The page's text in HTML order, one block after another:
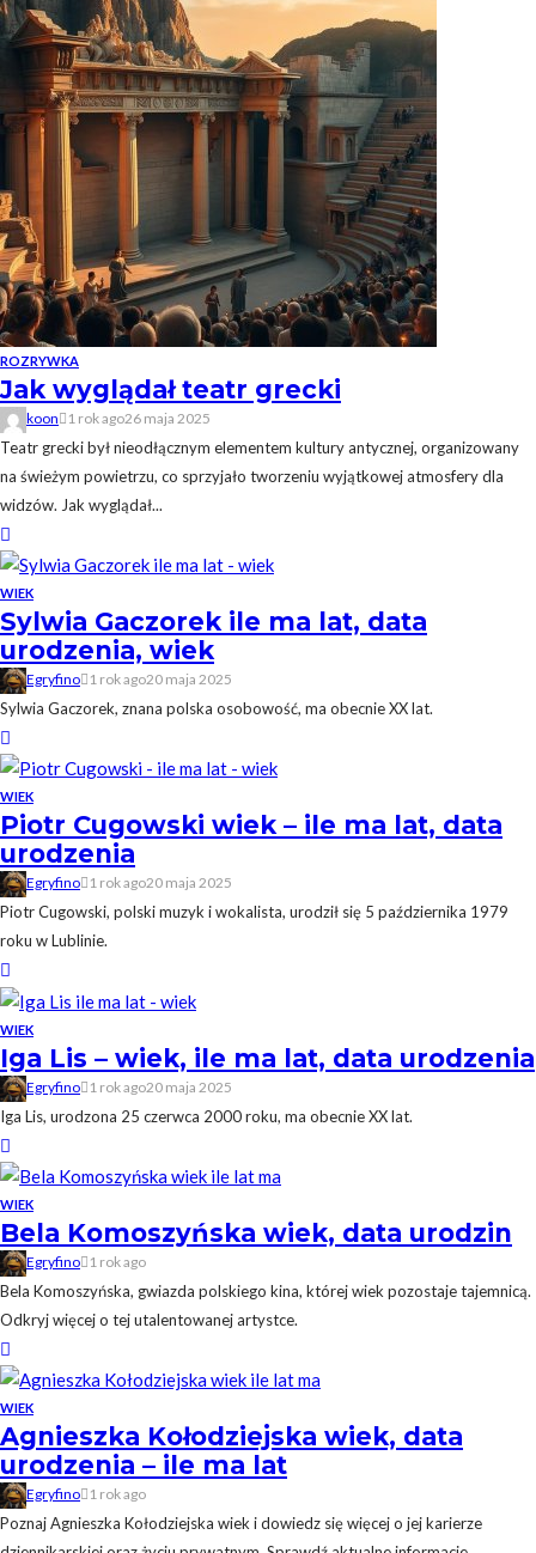
ROZRYWKA
Jak wyglądał teatr grecki
koon 1 rok ago26 maja 2025
Teatr grecki był nieodłącznym elementem kultury antycznej, organizowany
na świeżym powietrzu, co sprzyjało tworzeniu wyjątkowej atmosfery dla
widzów. Jak wyglądał...
WIEK
Sylwia Gaczorek ile ma lat, data
urodzenia, wiek
Egryfino 1 rok ago20 maja 2025
Sylwia Gaczorek, znana polska osobowość, ma obecnie XX lat.
WIEK
Piotr Cugowski wiek – ile ma lat, data
urodzenia
Egryfino 1 rok ago20 maja 2025
Piotr Cugowski, polski muzyk i wokalista, urodził się 5 października 1979
roku w Lublinie.
WIEK
Iga Lis – wiek, ile ma lat, data urodzenia
Egryfino 1 rok ago20 maja 2025
Iga Lis, urodzona 25 czerwca 2000 roku, ma obecnie XX lat.
WIEK
Bela Komoszyńska wiek, data urodzin
Egryfino 1 rok ago
Bela Komoszyńska, gwiazda polskiego kina, której wiek pozostaje tajemnicą.
Odkryj więcej o tej utalentowanej artystce.
WIEK
Agnieszka Kołodziejska wiek, data
urodzenia – ile ma lat
Egryfino 1 rok ago
Poznaj Agnieszka Kołodziejska wiek i dowiedz się więcej o jej karierze